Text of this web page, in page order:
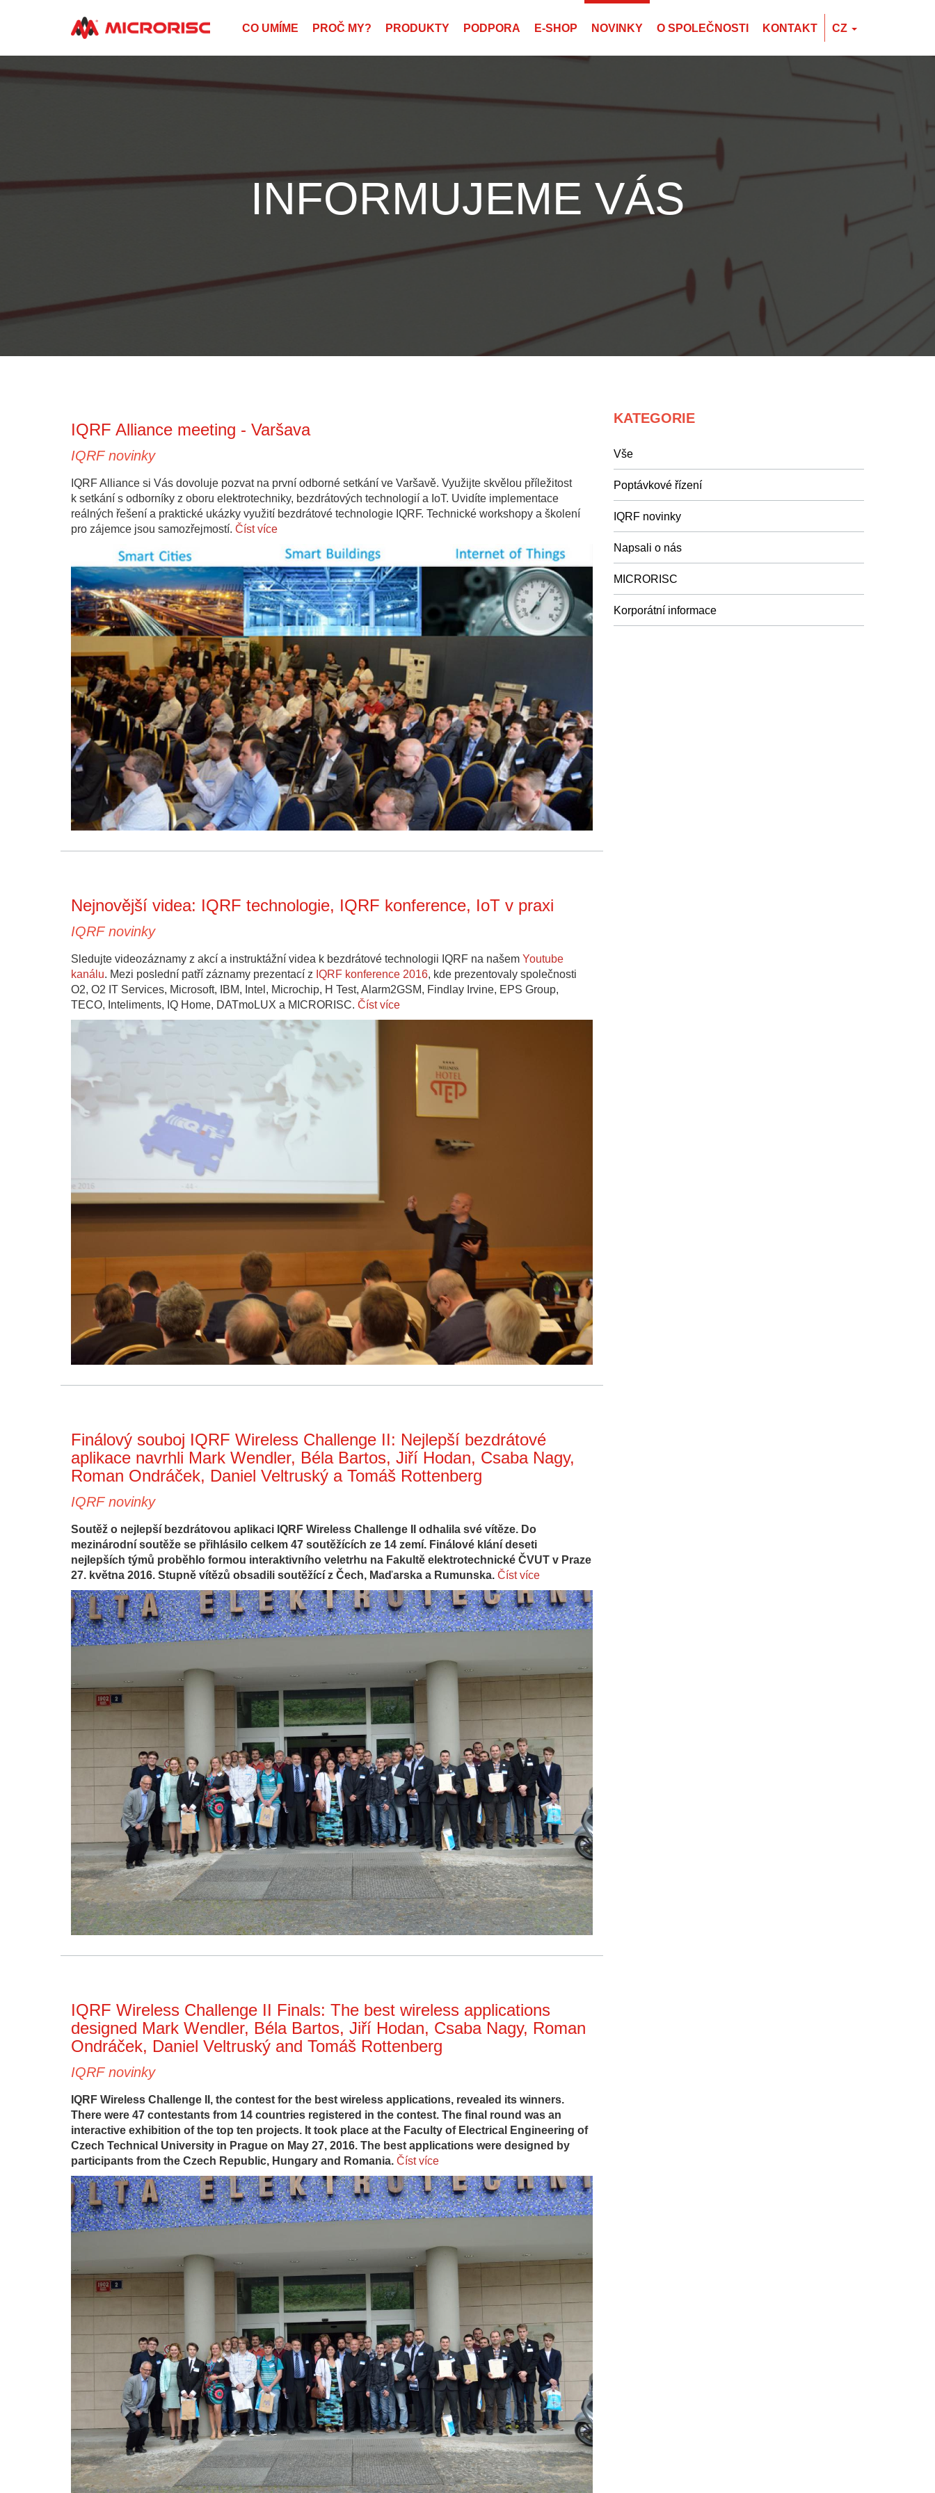
CO UMÍME PROČ MY? PRODUKTY PODPORA E-SHOP NOVINKY O SPOLEČNOSTI KONTAKT CZ
INFORMUJEME VÁS
IQRF Alliance meeting - Varšava
IQRF novinky
IQRF Alliance si Vás dovoluje pozvat na první odborné setkání ve Varšavě. Využijte skvělou příležitost
k setkání s odborníky z oboru elektrotechniky, bezdrátových technologií a IoT. Uvidíte implementace
reálných řešení a praktické ukázky využití bezdrátové technologie IQRF. Technické workshopy a školení
pro zájemce jsou samozřejmostí. Číst více
Nejnovější videa: IQRF technologie, IQRF konference, IoT v praxi
IQRF novinky
Sledujte videozáznamy z akcí a instruktážní videa k bezdrátové technologii IQRF na našem Youtube
kanálu. Mezi poslední patří záznamy prezentací z IQRF konference 2016, kde prezentovaly společnosti
O2, O2 IT Services, Microsoft, IBM, Intel, Microchip, H Test, Alarm2GSM, Findlay Irvine, EPS Group,
TECO, Inteliments, IQ Home, DATmoLUX a MICRORISC. Číst více
Finálový souboj IQRF Wireless Challenge II: Nejlepší bezdrátové
aplikace navrhli Mark Wendler, Béla Bartos, Jiří Hodan, Csaba Nagy,
Roman Ondráček, Daniel Veltruský a Tomáš Rottenberg
IQRF novinky
Soutěž o nejlepší bezdrátovou aplikaci IQRF Wireless Challenge II odhalila své vítěze. Do
mezinárodní soutěže se přihlásilo celkem 47 soutěžících ze 14 zemí. Finálové klání deseti
nejlepších týmů proběhlo formou interaktivního veletrhu na Fakultě elektrotechnické ČVUT v Praze
27. května 2016. Stupně vítězů obsadili soutěžící z Čech, Maďarska a Rumunska. Číst více
IQRF Wireless Challenge II Finals: The best wireless applications
designed Mark Wendler, Béla Bartos, Jiří Hodan, Csaba Nagy, Roman
Ondráček, Daniel Veltruský and Tomáš Rottenberg
IQRF novinky
IQRF Wireless Challenge II, the contest for the best wireless applications, revealed its winners.
There were 47 contestants from 14 countries registered in the contest. The final round was an
interactive exhibition of the top ten projects. It took place at the Faculty of Electrical Engineering of
Czech Technical University in Prague on May 27, 2016. The best applications were designed by
participants from the Czech Republic, Hungary and Romania. Číst více
KATEGORIE
Vše
Poptávkové řízení
IQRF novinky
Napsali o nás
MICRORISC
Korporátní informace